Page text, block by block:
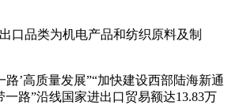
口品类为机电产品和纺织原料及制
’高质量发展”“加快建设西部陆海新通
路”沿线国家进出口贸易额达13.83万